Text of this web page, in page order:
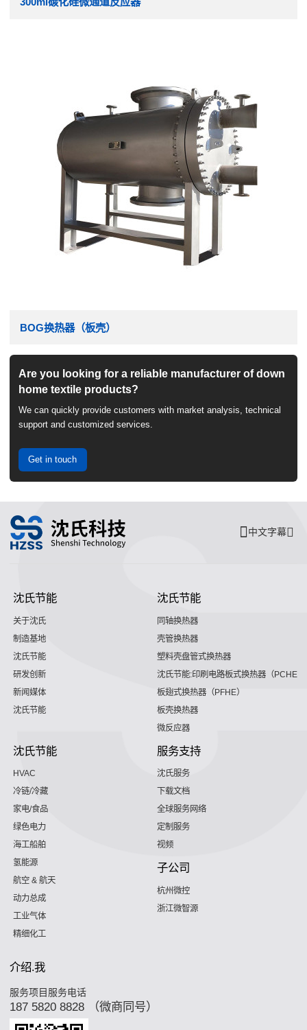
BOG换热器（板壳）
Are you looking for a reliable manufacturer of down
home textile products?
We can quickly provide customers with market analysis, technical
support and customized services.
Get in touch
中文字幕
沈氏节能
关于沈氏
制造基地
沈氏节能
研发创新
新闻媒体
沈氏节能
沈氏节能
同轴换热器
壳管换热器
塑料壳盘管式换热器
沈氏节能:印刷电路板式换热器（PCHE）
板翅式换热器（PFHE）
板壳换热器
微反应器
沈氏节能
HVAC
冷链/冷藏
家电/食品
绿色电力
海工船舶
氢能源
航空 & 航天
动力总成
工业气体
精细化工
服务支持
沈氏服务
下载文档
全球服务网络
定制服务
视频
子公司
杭州微控
浙江微智源
介绍.我
服务项目服务电话
187 5820 8828 （微商同号）